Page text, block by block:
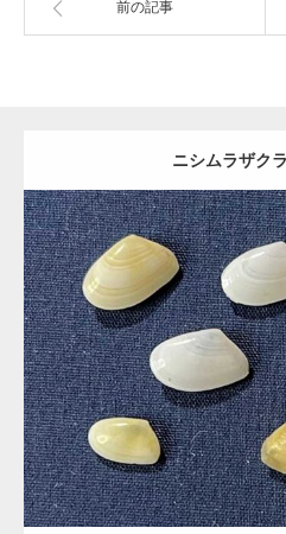
前の記事
ニシムラザク
Update:
Category:ニッ
Detail